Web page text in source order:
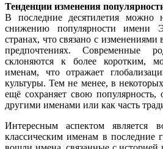
Тенденции изменения
В последние десятилетия можно
снижению популярности имени
странах, что связано с
предпочтениях. Современные
склоняются к более коротким,
именам, что отражает
культуры. Тем не менее, в
ещё сохраняет свою популярность,
другими именами или как часть
Интересным аспектом является
классическим именам в последние